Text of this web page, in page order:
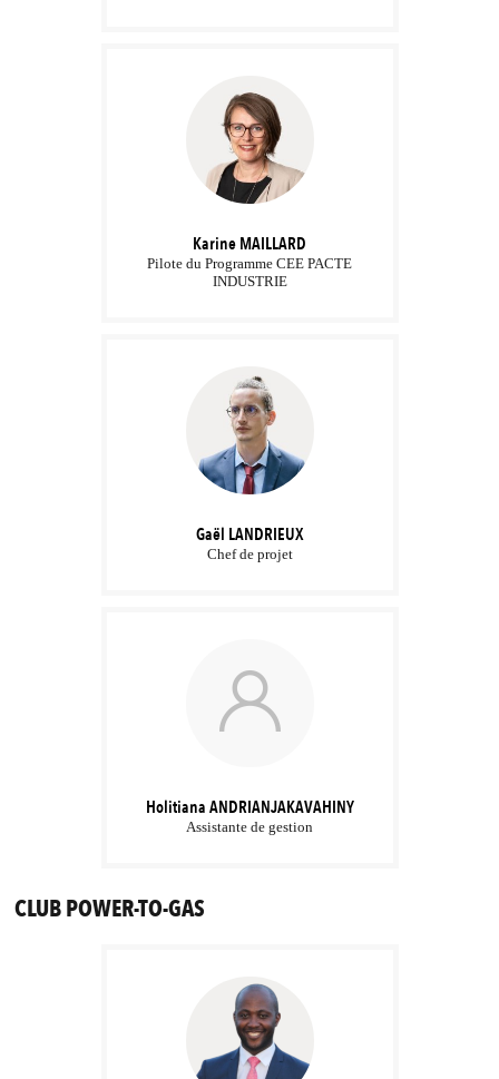
Karine MAILLARD
Pilote du Programme CEE PACTE
INDUSTRIE
Gaël LANDRIEUX
Chef de projet
Holitiana ANDRIANJAKAVAHINY
Assistante de gestion
CLUB POWER-TO-GAS